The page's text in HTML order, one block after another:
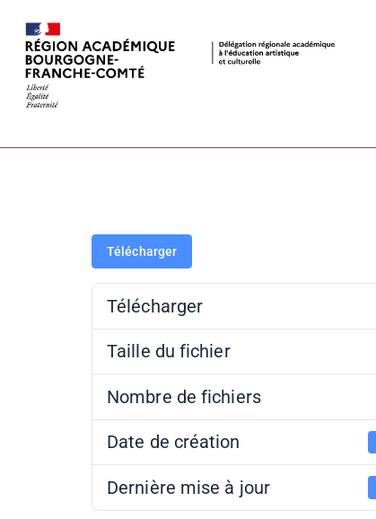
Télécharger
Télécharger
Taille du fichier
Nombre de fichiers
Date de création
Dernière mise à jour